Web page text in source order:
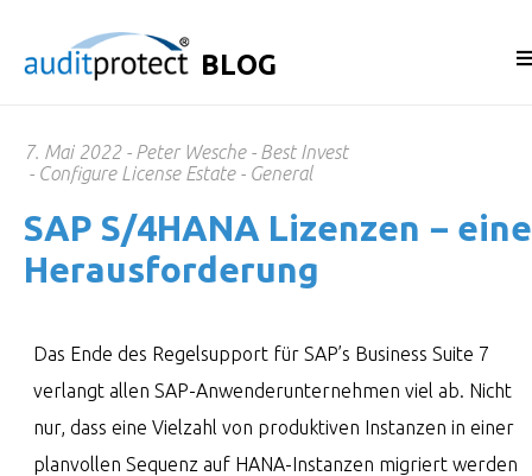
BLOG
7. Mai 2022 Peter Wesche
Best Invest
Configure License Estate
General
SAP S/​4HANA Lizenzen − eine
Heraus­for­de­rung
Das Ende des Regelsupport für SAP’s Business Suite 7
verlangt allen SAP-Anwenderunternehmen viel ab. Nicht
nur, dass eine Vielzahl von produktiven Instanzen in einer
planvollen Sequenz auf HANA-Instanzen migriert werden